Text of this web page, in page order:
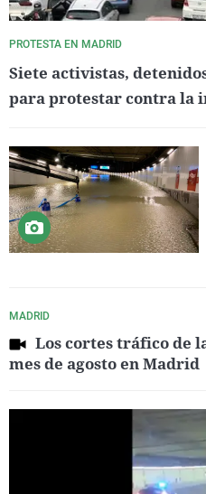
PROTESTA EN MADRID
Siete activistas,
para protestar contra la
MADRID
Los cortes tráfico de
mes de agosto en Madrid